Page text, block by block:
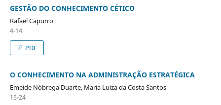
GESTÃO DO CONHECIMENTO CÉTICO
Rafael Capurro
4-14
PDF
O CONHECIMENTO NA ADMINISTRAÇÃO ESTRATÉGICA
Emeide Nóbrega Duarte, Maria Luiza da Costa Santos
15-24